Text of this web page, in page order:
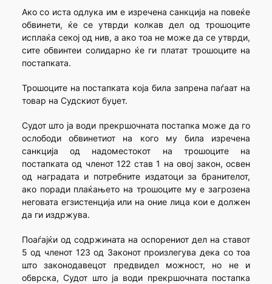
Ако со иста одлука им е изречена санкција на повеќе
обвинети, ќе се утврди колкав дел од трошоците
исплаќа секој од нив, а ако тоа не може да се утврди,
сите обвинтеи солидарно ќе ги платат трошоците на
постапката.
Трошоците на постапката која била запрена паѓаат на
товар на Судскиот буџет.
Судот што ја води прекршочната постапка може да го
ослободи обвинетиот на кого му била изречена
санкција од надомес­токот на трошоците на
постапката од членот 122 став 1 на овој закон, освен
од наградата и потребните издатоци за бранителот,
ако поради плаќањето на трошоците му е загрозена
неговата егзистенција или на оние лица кои е должен
да ги издржува.
Поаѓајќи од содржината на оспорениот дел на ставот
5 од членот 123 од Законот произлегува дека со тоа
што законодавецот предвидел можност, но не и
обврска, Судот што ја води прекршочната постапка